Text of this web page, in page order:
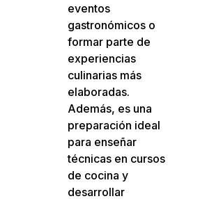
eventos
gastronómicos o
formar parte de
experiencias
culinarias más
elaboradas.
Además, es una
preparación ideal
para enseñar
técnicas en cursos
de cocina y
desarrollar